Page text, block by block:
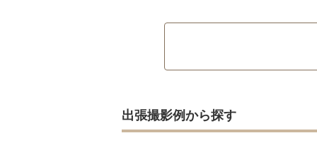
出張撮影例から探す